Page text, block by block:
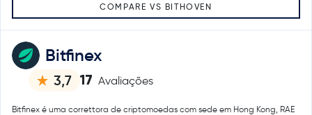
Bitfinex
3,7 17 Avaliações
Bitfinex é uma correttora de criptomoedas com sede em Hong Kong, RAE
COMPARE VS BITHOVEN